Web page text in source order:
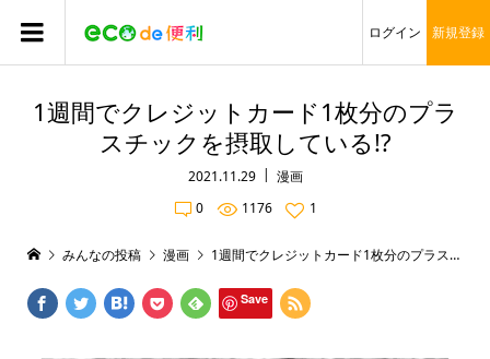
ログイン 新規登録
1週間でクレジットカード1枚分のプラ
スチックを摂取している!?
2021.11.29
漫画
0
1176 1
みんなの投稿 漫画 1週間でクレジットカード1枚分のプラスチックを摂取している!?
Save